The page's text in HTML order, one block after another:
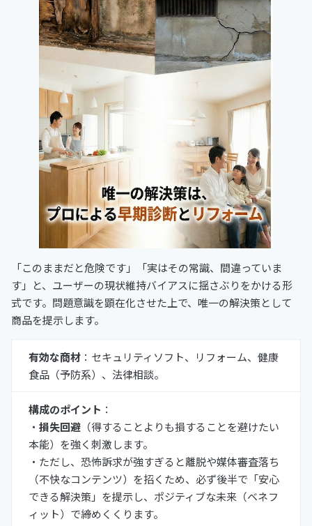
「このままだと危険です」「実はその常識、間違っていま
す」と、ユーザーの現状維持バイアスに揺さぶりをかける形
式です。問題意識を顕在化させた上で、唯一の解決策として
商品を提示します。
有効な商材 ：セキュリティソフト、リフォーム、健康
食品（予防系）、法律相談。
構成のポイント ：
・ 損失回避 （得することよりも損することを避けたい
本能）を強く刺激します。
・ただし、恐怖訴求が強すぎると離脱や媒体審査落ち
（不快なコンテンツ）を招くため、必ず後半で「安心
できる解決策」を提示し、ポジティブな未来（ベネフ
ィット）で締めくくります。